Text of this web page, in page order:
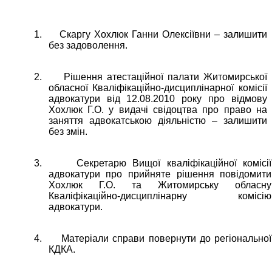
1.
Скаргу Хохлюк Ганни Олексіївни – залишити
без задоволення.
2.
Рішення атестаційної палати Житомирської
обласної Кваліфікаційно-дисциплінарної комісії
адвокатури від 12.08.2010 року про відмову
Хохлюк Г.О. у видачі свідоцтва про право на
заняття адвокатською діяльністю – залишити
без змін.
3.
Секретарю Вищої кваліфікаційної комісії
адвокатури про прийняте рішення повідомити
Хохлюк Г.О. та Житомирську обласну
Кваліфікаційно-дисциплінарну комісію
адвокатури.
4.
Матеріали справи повернути до регіональної
КДКА.